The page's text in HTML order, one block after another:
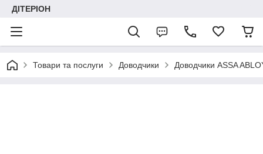
ДІТЕРІОН
Товари та послуги Доводчики Доводчики ASSA